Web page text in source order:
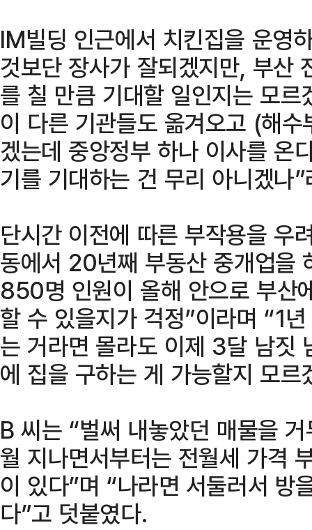
IM빌딩 인근에서 치킨집을 운영
것보단 장사가 잘되겠지만, 부산
를 칠 만큼 기대할 일인지는 모
이 다른 기관들도 옮겨오고 (해
겠는데 중앙정부 하나 이사를 온
기를 기대하는 건 무리 아니겠나
단시간 이전에 따른 부작용을 우
동에서 20년째 부동산 중개업을
850명 인원이 올해 안으로 부산
할 수 있을지가 걱정”이라며 “1
는 거라면 몰라도 이제 3달 남짓
에 집을 구하는 게 가능할지 모르
B 씨는 “벌써 내놓았던 매물을
월 지나면서부터는 전월세 가격
이 있다”며 “나라면 서둘러서 방
다”고 덧붙였다.